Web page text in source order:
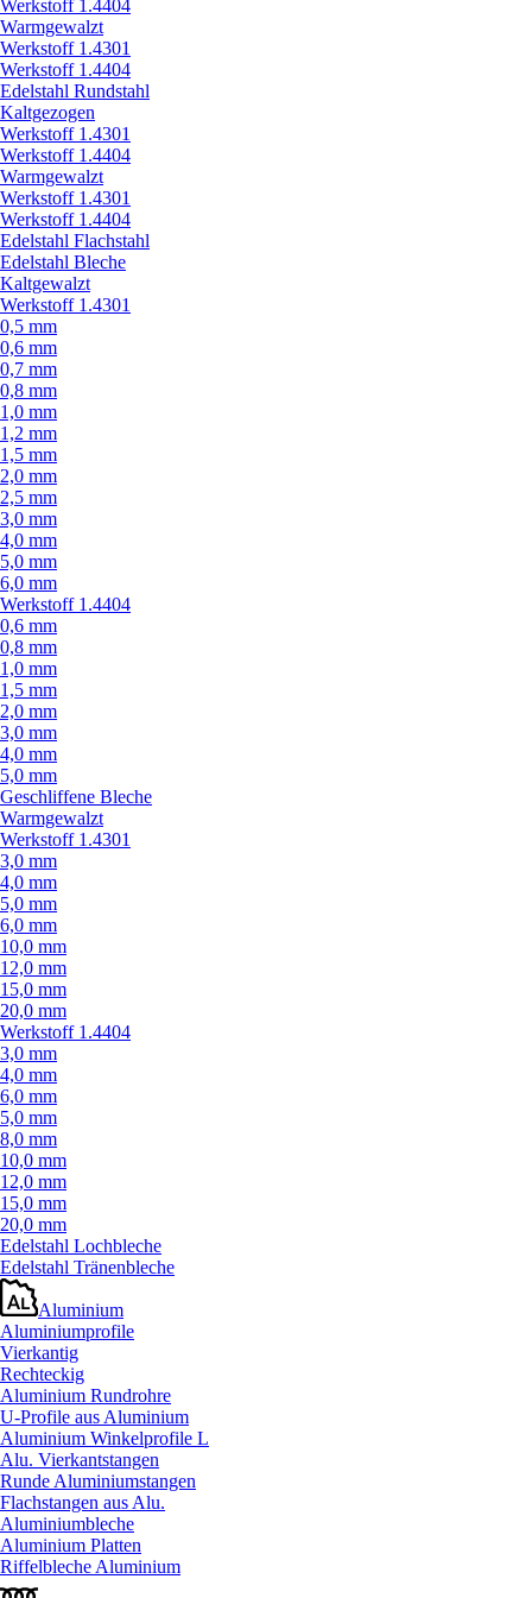
Werkstoff 1.4404
Warmgewalzt
Werkstoff 1.4301
Werkstoff 1.4404
Edelstahl Rundstahl
Kaltgezogen
Werkstoff 1.4301
Werkstoff 1.4404
Warmgewalzt
Werkstoff 1.4301
Werkstoff 1.4404
Edelstahl Flachstahl
Edelstahl Bleche
Kaltgewalzt
Werkstoff 1.4301
0,5 mm
0,6 mm
0,7 mm
0,8 mm
1,0 mm
1,2 mm
1,5 mm
2,0 mm
2,5 mm
3,0 mm
4,0 mm
5,0 mm
6,0 mm
Werkstoff 1.4404
0,6 mm
0,8 mm
1,0 mm
1,5 mm
2,0 mm
3,0 mm
4,0 mm
5,0 mm
Geschliffene Bleche
Warmgewalzt
Werkstoff 1.4301
3,0 mm
4,0 mm
5,0 mm
6,0 mm
10,0 mm
12,0 mm
15,0 mm
20,0 mm
Werkstoff 1.4404
3,0 mm
4,0 mm
6,0 mm
5,0 mm
8,0 mm
10,0 mm
12,0 mm
15,0 mm
20,0 mm
Edelstahl Lochbleche
Edelstahl Tränenbleche
Aluminium
Aluminiumprofile
Vierkantig
Rechteckig
Aluminium Rundrohre
U-Profile aus Aluminium
Aluminium Winkelprofile L
Alu. Vierkantstangen
Runde Aluminiumstangen
Flachstangen aus Alu.
Aluminiumbleche
Aluminium Platten
Riffelbleche Aluminium